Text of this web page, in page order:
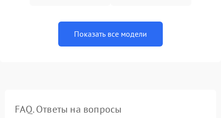
Показать все модели
FAQ. Ответы на вопросы